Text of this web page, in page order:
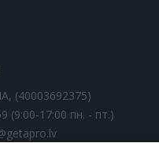
(40003692375)
(9:00-17:00 пн. - пт.)